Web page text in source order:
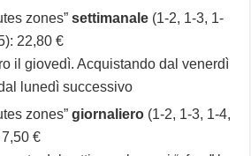
zones”settimanale (1-2, 1-3, 1-
22,80 €
il giovedì. Acquistando dal venerdì
lunedì successivo
zones”giornaliero (1-2, 1-3, 1-4,
€